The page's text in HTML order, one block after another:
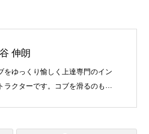
伸朗
をゆっくり愉しく上達専門のイン
ラクターです。コブを滑るのも、
と思います。受講される皆様の気